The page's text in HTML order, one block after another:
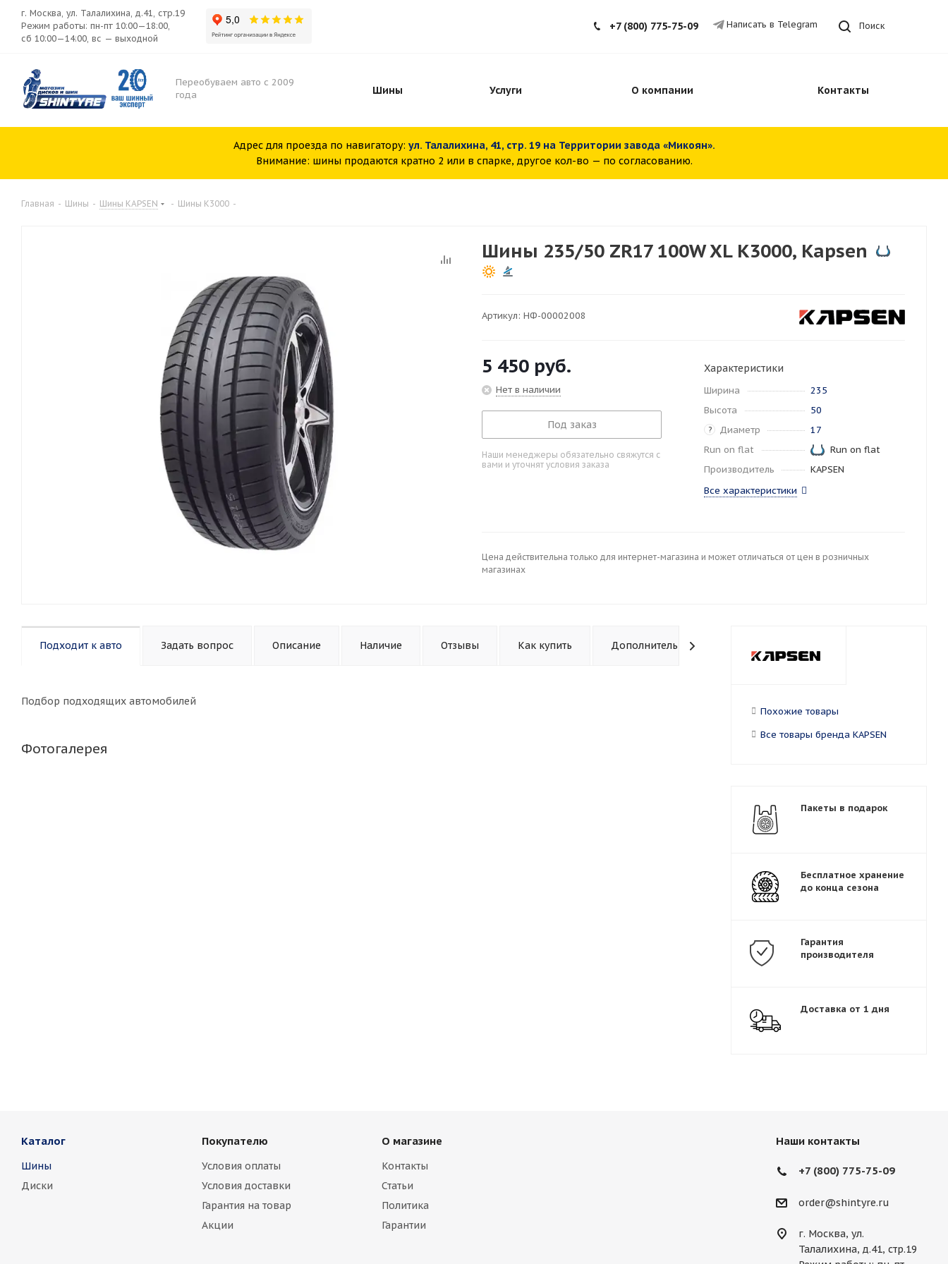
г. Москва, ул. Талалихина, д.41, стр.19
Режим работы: пн-пт 10:00—18:00,
сб 10:00—14:00, вс — выходной
Поиск
+7 (800) 775-75-09 Написать в Telegram
Переобуваем авто с 2009
года
Шины Услуги О компании Контакты
Адрес для проезда по навигатору: ул. Талалихина, 41, стр. 19 на Территории завода «Микоян».
Внимание: шины продаются кратно 2 или в спарке, другое кол-во — по согласованию.
Главная - Шины - Шины KAPSEN - Шины K3000 -
Шины 235/50 ZR17 100W XL K3000, Kapsen
Артикул: НФ-00002008
5 450 руб.
Нет в наличии
Под заказ
Наши менеджеры обязательно свяжутся с
вами и уточнят условия заказа
Характеристики
Ширина
235
Высота
50
? Диаметр
17
Run on flat
Run on flat
Производитель
KAPSEN
Все характеристики
Цена действительна только для интернет-магазина и может отличаться от цен в розничных
магазинах
Подходит к авто Задать вопрос Описание Наличие Отзывы Как купить Дополнительно
Подбор подходящих автомобилей
Фотогалерея
Похожие товары
Все товары бренда KAPSEN
Пакеты в подарок
Бесплатное хранение
до конца сезона
Гарантия
производителя
Доставка от 1 дня
Каталог
Шины
Диски
Покупателю
Условия оплаты
Условия доставки
Гарантия на товар
Акции
О магазине
Контакты
Статьи
Политика
Гарантии
Наши контакты
+7 (800) 775-75-09
order@shintyre.ru
г. Москва, ул.
Талалихина, д.41, стр.19